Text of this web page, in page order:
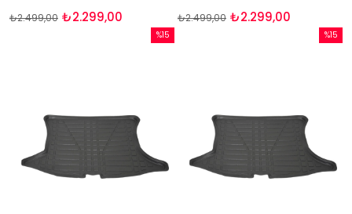
₺2.299,00
₺2.499,00 ₺2.299,00
₺2.499,00
%15
%15